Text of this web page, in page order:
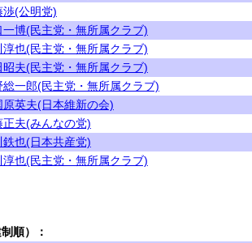
渉(公明党)
一博(民主党・無所属クラブ)
淳也(民主党・無所属クラブ)
昭夫(民主党・無所属クラブ)
総一郎(民主党・無所属クラブ)
原英夫(日本維新の会)
正夫(みんなの党)
鉄也(日本共産党)
淳也(民主党・無所属クラブ)
順）：